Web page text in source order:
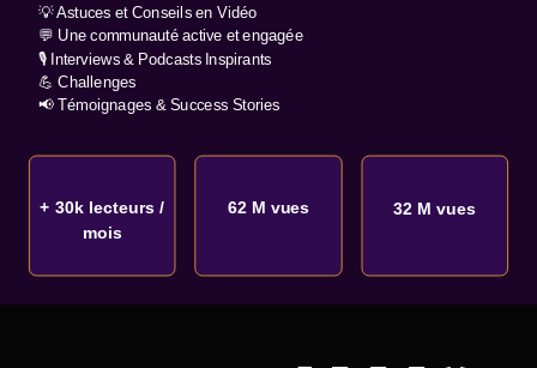
💡 Astuces et Conseils en Vidéo
💬 Une communauté active et engagée
🎙️ Interviews & Podcasts Inspirants
💪 Challenges
📢 Témoignages & Success Stories
+ 30k lecteurs /
mois
62 M vues 32 M vues